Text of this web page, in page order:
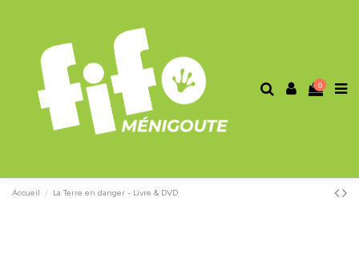
0
Accueil La Terre en danger - Livre & DVD